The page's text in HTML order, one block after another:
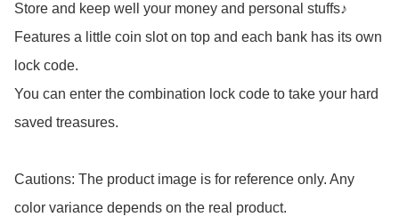
Store and keep well your money and personal stuffs♪
Features a little coin slot on top and each bank has its own
lock code.
You can enter the combination lock code to take your hard
saved treasures.
Cautions: The product image is for reference only. Any
color variance depends on the real product.